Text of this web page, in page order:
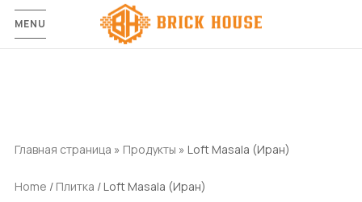
MENU
Главная страница » Продукты » Loft Masala (Иран)
Home / Плитка / Loft Masala (Иран)